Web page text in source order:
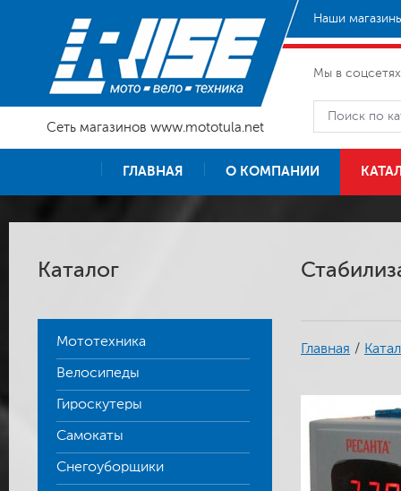
Сеть магазинов www.mototula.net
Наши
Мы в
ГЛАВНАЯ О КОМПАНИИ
Каталог
Мототехника
Велосипеды
Гироскутеры
Самокаты
Снегоуборщики
Главная /